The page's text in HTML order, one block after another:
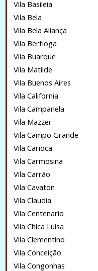
Vila Basileia
Vila Bela
Vila Bela Aliança
Vila Bertioga
Vila Buarque
Vila Matilde
Vila Buenos Aires
Vila California
Vila Campanela
Vila Mazzei
Vila Campo Grande
Vila Carioca
Vila Carmosina
Vila Carrão
Vila Cavaton
Vila Claudia
Vila Centenario
Vila Chica Luisa
Vila Clementino
Vila Conceição
Vila Congonhas